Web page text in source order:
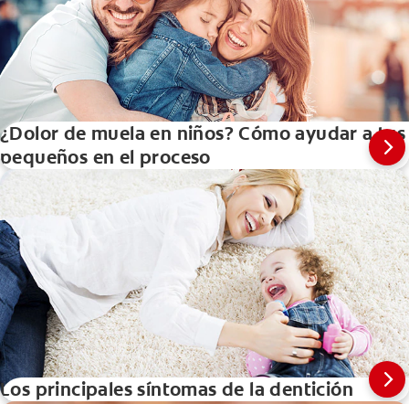
¿Dolor de muela en niños? Cómo ayudar a tus
pequeños en el proceso
Los principales síntomas de la dentición